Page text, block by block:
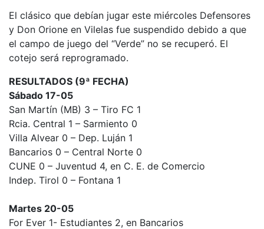
El clásico que debían jugar este miércoles Defensores
y Don Orione en Vilelas fue suspendido debido a que
el campo de juego del “Verde” no se recuperó. El
cotejo será reprogramado.
RESULTADOS (9ª FECHA)
Sábado 17-05
San Martín (MB) 3 – Tiro FC 1
Rcia. Central 1 – Sarmiento 0
Villa Alvear 0 – Dep. Luján 1
Bancarios 0 – Central Norte 0
CUNE 0 – Juventud 4, en C. E. de Comercio
Indep. Tirol 0 – Fontana 1
Martes 20-05
For Ever 1- Estudiantes 2, en Bancarios